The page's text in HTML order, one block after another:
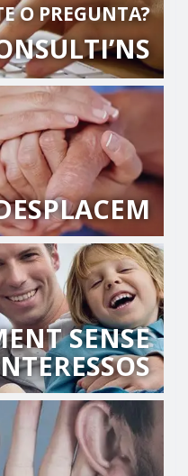
O PREGUNTA?
SENSE